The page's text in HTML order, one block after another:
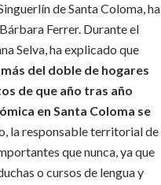
de Santa Coloma, ha
Ferrer. Durante el
Selva, ha explicado que
del doble de hogares
de que año tras año
en Santa Coloma se
la responsable territorial de
que nunca, ya que
o cursos de lengua y